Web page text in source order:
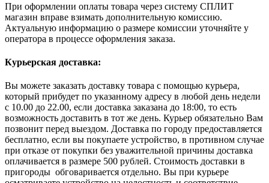
При оформлении оплаты товара через систему СПЛИТ
магазин вправе взимать дополнительную комиссию.
Актуальную информацию о размере комиссии уточняйте у
оператора в процессе оформления заказа.
Курьерская доставка:
Вы можете заказать доставку товара с помощью курьера,
который прибудет по указанному адресу в любой день недели
с 10.00 до 22.00, если доставка заказана до 18:00, то есть
возможность доставить в тот же день. Курьер обязательно Вам
позвонит перед выездом. Доставка по городу предоставляется
бесплатно, если вы покупаете устройство, в противном случае
при отказе от покупки без уважительной причины доставка
оплачивается в размере 500 рублей. Стоимость доставки в
пригороды обговаривается отдельно. Вы при курьере